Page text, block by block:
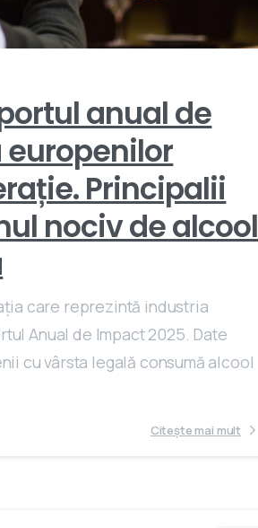
anual de
Principalii
nociv de alcool
care reprezintă industria
Anual de Impact 2025. Date
cu vârsta legală consumă alcool
Citește mai mult